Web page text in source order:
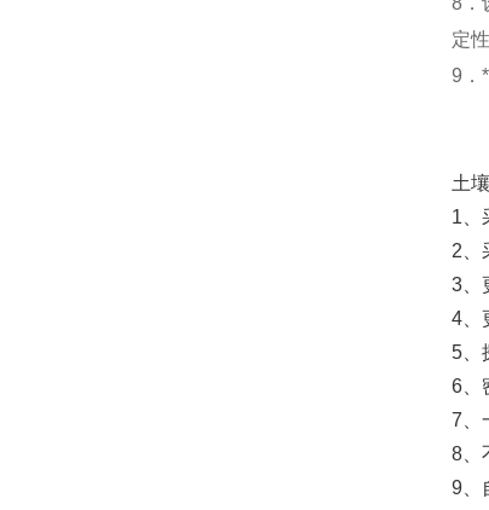
定
9．
土
1、
2、
3、
4、
5、
6、
7、
8、
9、